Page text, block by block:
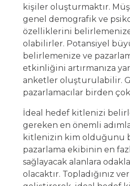
kişiler oluşturmaktır.
genel demografik ve
özelliklerini belirlemenize
olabilirler. Potansiyel
belirlemenize ve
etkinliğini artırmanıza
anketler oluşturulabilir.
pazarlamacılar birden
İdeal hedef kitlenizi
gereken en önemli
kitlenizin kim olduğunu
pazarlama ekibinin en
sağlayacak alanlara
olacaktır. Topladığınız